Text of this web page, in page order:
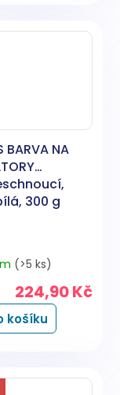
BARVA NA
300 g
(>5 ks)
224,90 Kč
košíku